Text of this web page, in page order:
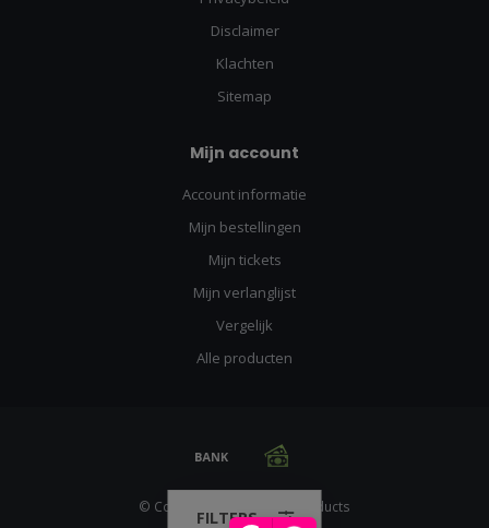
Disclaimer
Klachten
Sitemap
Mijn account
Account informatie
Mijn bestellingen
Mijn tickets
Mijn verlanglijst
Vergelijk
Alle producten
© Copyright 2026 Racing Products
FILTERS